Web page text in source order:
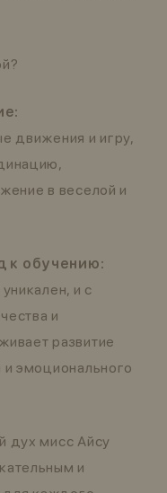
движения и игру,
в веселой и
к обучению:
и с
и
развитие
и эмоционального
дух мисс Айсу
и